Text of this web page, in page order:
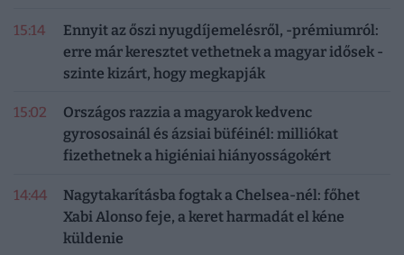
15:14
Ennyit az őszi nyugdíjemelésről, -prémiumról:
erre már keresztet vethetnek a magyar idősek -
szinte kizárt, hogy megkapják
15:02
Országos razzia a magyarok kedvenc
gyrososainál és ázsiai büféinél: milliókat
fizethetnek a higiéniai hiányosságokért
14:44
Nagytakarításba fogtak a Chelsea-nél: főhet
Xabi Alonso feje, a keret harmadát el kéne
küldenie